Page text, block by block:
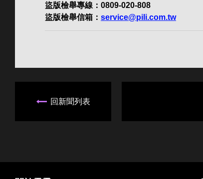
盜版檢舉專線：0809-020-808
盜版檢舉信箱： service@pili.com.tw
回新聞列表